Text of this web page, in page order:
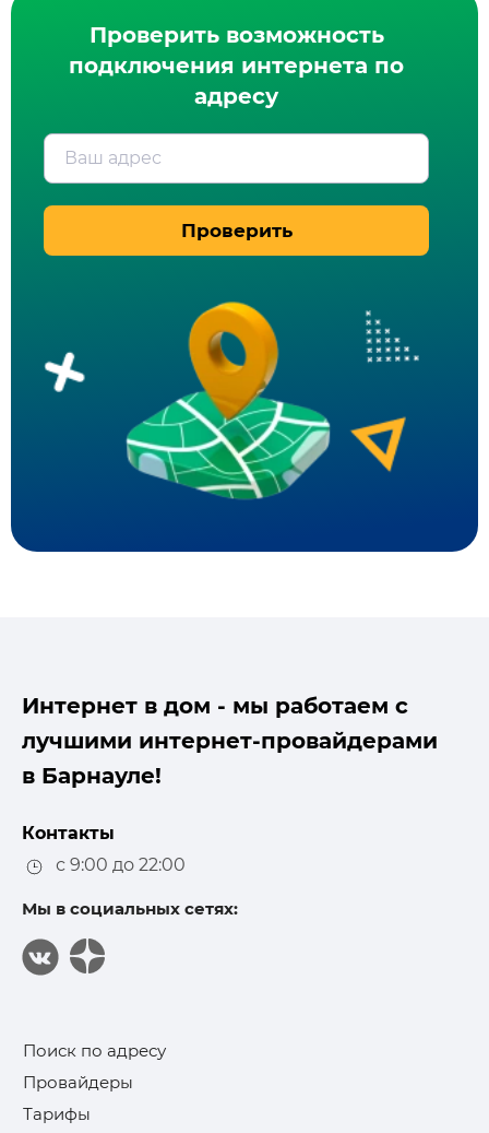
Проверить возможность
подключения интернета по
адресу
Ваш адрес
Проверить
Интернет в дом - мы работаем с
лучшими интернет-провайдерами
в Барнауле!
Контакты
с 9:00 до 22:00
Мы в социальных сетях:
Поиск по адресу
Провайдеры
Тарифы